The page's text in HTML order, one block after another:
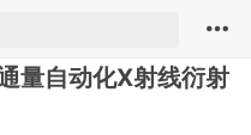
量自动化X射线衍射